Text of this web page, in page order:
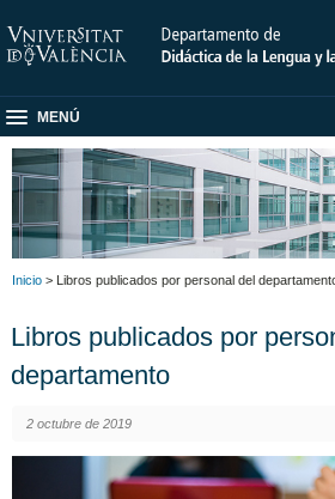
MENÚ
Inicio > Libros publicados por personal del
Libros publicados por
departamento
2 octubre de 2019